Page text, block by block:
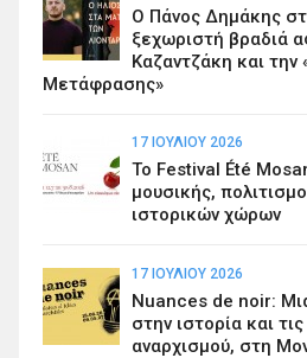
Ο Πάνος Δημάκης
ξεχωριστή βραδιά
Καζαντζάκη και την
Μετάφρασης»
17 ΙΟΥΛΊΟΥ 2026
Το Festival Été
μουσικής,
ιστορικών χώρων
17 ΙΟΥΛΊΟΥ 2026
Nuances de noir:
στην ιστορία και
αναρχισμού, στη